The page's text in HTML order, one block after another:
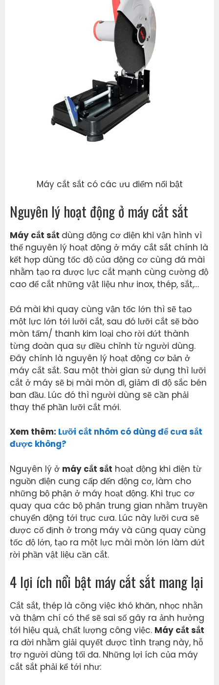
Máy cắt sắt có các ưu điểm nổi bật
Nguyên lý hoạt động ở máy cắt sắt
Máy cắt sắt dùng động cơ điện khi vận hình vì
thế nguyên lý hoạt động ở máy cắt sắt chính là
kết hợp dùng tốc độ của động cơ cùng đá mài
nhằm tạo ra được lực cắt mạnh cùng cường độ
cao để cắt những vật liệu như inox, thép, sắt,…
Đá mài khi quay cùng vận tốc lớn thì sẽ tạo
một lực lớn tới lưỡi cắt, sau đó lưỡi cắt sẽ bào
mòn tấm/ thanh kim loại cho rời đứt thành
từng đoàn qua sự điều chỉnh từ người dùng.
Đây chính là nguyên lý hoạt động cơ bản ở
máy cắt sắt. Sau một thời gian sử dụng thì lưỡi
cắt ở máy sẽ bị mài mòn đi, giảm đi độ sắc bén
ban đầu. Lúc đó thì người dùng sẽ cần phải
thay thế phần lưỡi cắt mới.
Xem thêm: Lưỡi cắt nhôm có dùng để cưa sắt
được không?
Nguyên lý ở máy cắt sắt hoạt động khi điện từ
nguồn điện cung cấp đến động cơ, làm cho
những bộ phận ở máy hoạt động. Khi trục cơ
quay qua các bộ phận trung gian nhằm truyền
chuyển động tới trục cưa. Lúc này lưỡi cưa sẽ
được cố định ở trong máy và cũng quay cùng
tốc độ lớn, tạo ra một lực mài mòn lớn làm đứt
rời phần vật liệu cần cắt.
4 lợi ích nổi bật máy cắt sắt mang lại
Cắt sắt, thép là công việc khó khăn, nhọc nhằn
và thậm chí có thể sẽ sai số gây ra ảnh hưởng
tới hiệu quả, chất lượng công việc. Máy cắt sắt
ra đời nhằm giải quyết được tình trạng này, hỗ
trợ người dùng tối đa. Những lợi ích của máy
cắt sắt phải kể tới như: